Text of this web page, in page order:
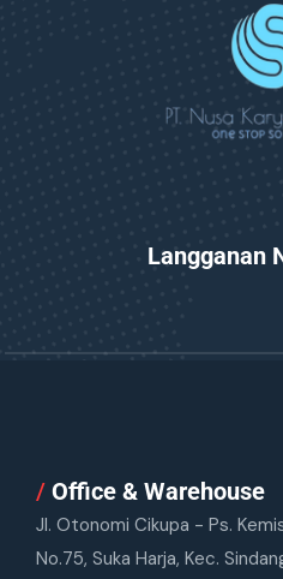
Langganan
/ Office & Warehouse
Jl. Otonomi Cikupa - Ps.
No.75, Suka Harja, Kec.